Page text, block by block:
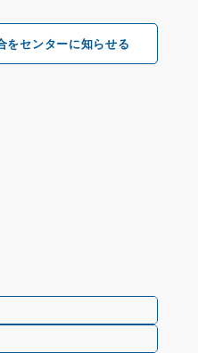
をセンターに知らせる